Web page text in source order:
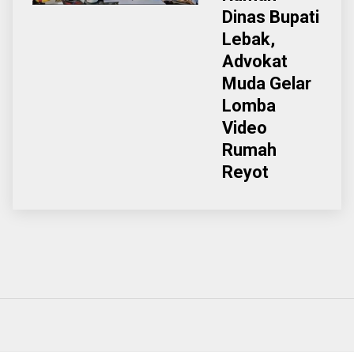
Dinas Bupati
Lebak,
Advokat
Muda Gelar
Lomba
Video
Rumah
Reyot